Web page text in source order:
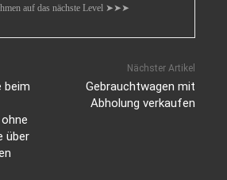
auf das nächste Level ➤➤➤
beim
über
Nächster Artikel
Gebrauchtwagen mit
Abholung verkaufen